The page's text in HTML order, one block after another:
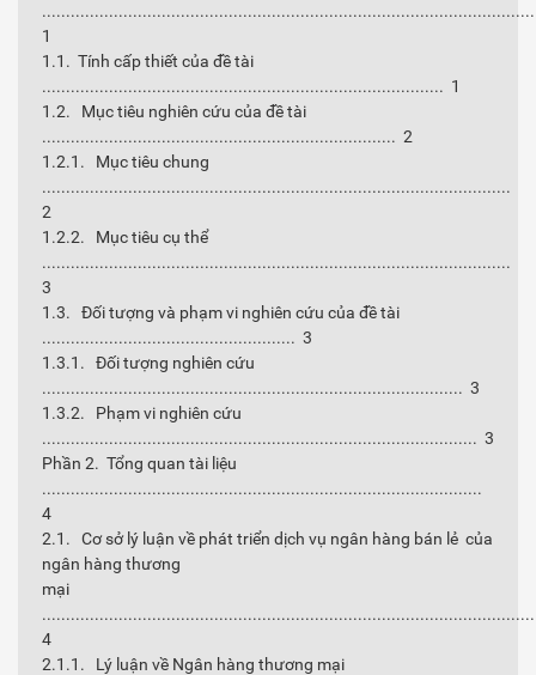
1
1.1. Tính cấp thiết của đề tài
.................................................................................... 1
1.2. Mục tiêu nghiên cứu của đề tài
.......................................................................... 2
1.2.1. Mục tiêu chung
..................................................................................................
2
1.2.2. Mục tiêu cụ thể
..................................................................................................
3
1.3. Đối tượng và phạm vi nghiên cứu của đề tài
..................................................... 3
1.3.1. Đối tượng nghiên cứu
........................................................................................ 3
1.3.2. Phạm vi nghiên cứu
........................................................................................... 3
Phần 2. Tổng quan tài liệu
............................................................................................
4
2.1. Cơ sở lý luận về phát triển dịch vụ ngân hàng bán lẻ của
ngân hàng thương
mại
4
2.1.1. Lý luận về Ngân hàng thương mại